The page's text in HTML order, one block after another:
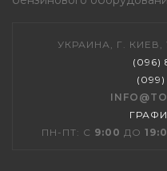
УКРАИНА, Г.
(096)
(099)
ПН-ПТ: С 9:00 ДО